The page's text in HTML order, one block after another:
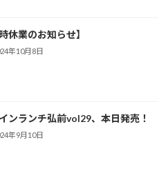
時休業のお知らせ】
年10月8日
ンランチ弘前vol29、本日発売！
年9月10日